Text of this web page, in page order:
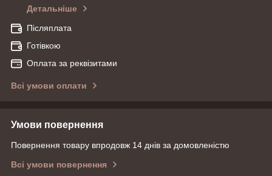
Детальніше
Післяплата
Готівкою
Оплата за реквізитами
Всі умови оплати
Умови повернення
Повернення товару впродовж 14 днів за домовленістю
Всі умови повернення